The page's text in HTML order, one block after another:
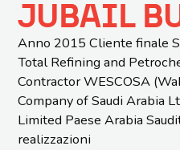
JUBAIL
Anno 2015 Cliente finale
Total Refining and
Contractor WESCOSA
Company of Saudi Arabia
Limited Paese Arabia
realizzazioni